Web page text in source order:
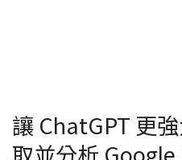
讓 ChatGPT 更